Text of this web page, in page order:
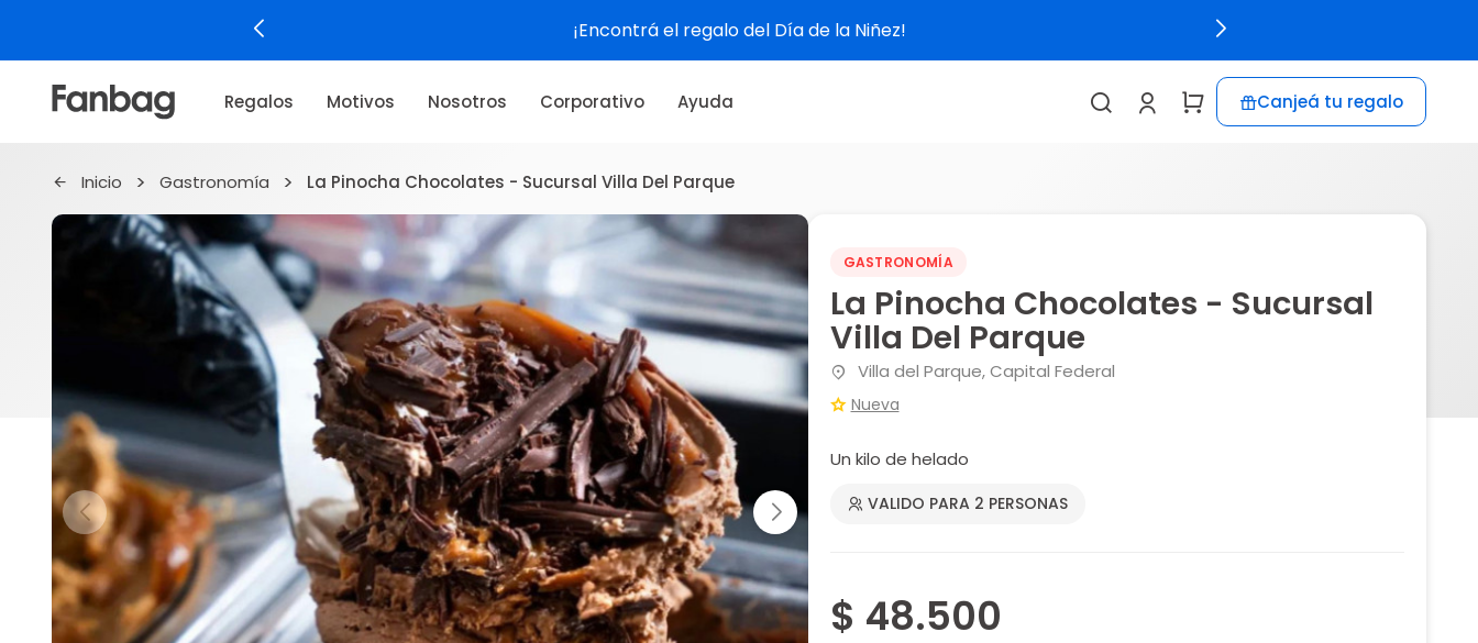
¡Encontrá el regalo del Día de la Niñez!
Regalos Motivos Nosotros Corporativo Ayuda Canjeá tu regalo
Inicio Gastronomía La Pinocha Chocolates - Sucursal Villa Del Parque
GASTRONOMÍA
La Pinocha Chocolates - Sucursal
Villa Del Parque
Villa del Parque, Capital Federal
Nueva
Un kilo de helado
VALIDO PARA 2 PERSONAS
$ 48.500